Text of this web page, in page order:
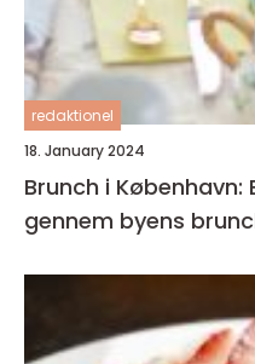
redaktionel
18. January 2024
Brunch i
gennem byens